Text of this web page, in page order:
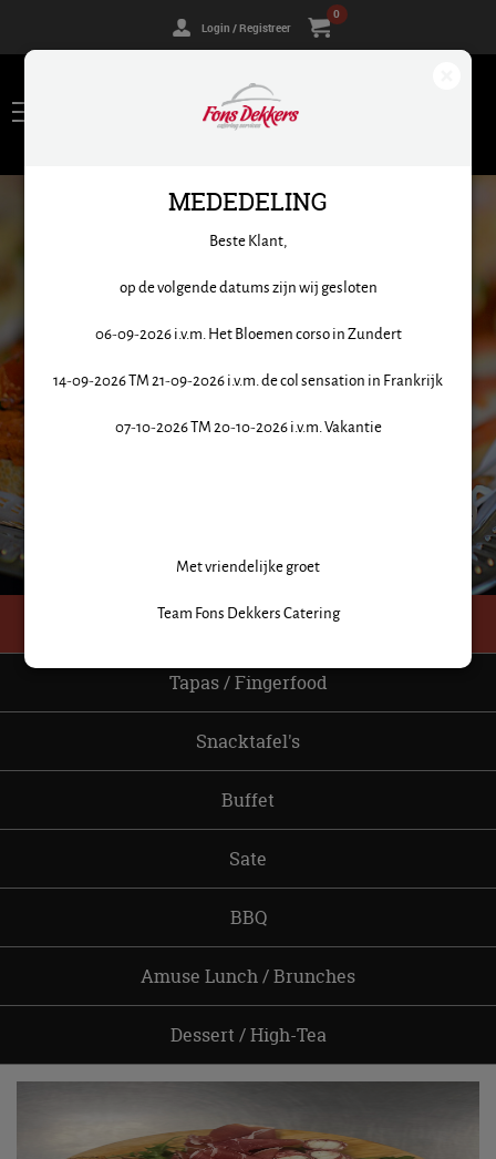
Login / Registreer
0
CATERING. TOT IN DE
PUNTJES
Catering op maat. Verrassende gerechten. We denken
MEDEDELING
Beste Klant,
op de volgende datums zijn wij gesloten
06-09-2026 i.v.m. Het Bloemen corso in Zundert
14-09-2026 TM 21-09-2026 i.v.m. de col sensation in Frankrijk
07-10-2026 TM 20-10-2026 i.v.m. Vakantie
Met vriendelijke groet
Team Fons Dekkers Catering
Hapjes
Tapas / Fingerfood
Snacktafel's
Buffet
Sate
BBQ
Amuse Lunch / Brunches
Dessert / High-Tea